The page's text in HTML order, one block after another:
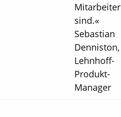
Mitarbeiter
sind.«
Sebastian
Denniston,
Lehnhoff-
Produkt-
Manager